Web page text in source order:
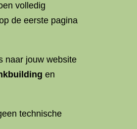
volledig
de eerste pagina
naar jouw website
en
technische